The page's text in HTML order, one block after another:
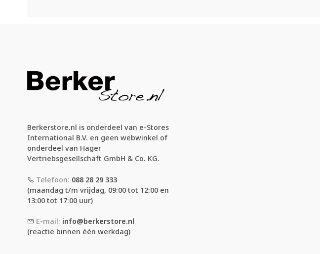
Berkerstore.nl is onderdeel van e-Stores
International B.V. en geen webwinkel of
onderdeel van Hager
Vertriebsgesellschaft GmbH & Co. KG.
Telefoon: 088 28 29 333
(maandag t/m vrijdag, 09:00 tot 12:00 en
13:00 tot 17:00 uur)
E-mail: info@berkerstore.nl
(reactie binnen één werkdag)